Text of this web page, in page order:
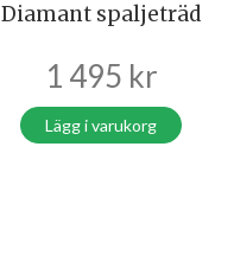
Diamant spaljeträd
1 495 kr
Lägg i varukorg